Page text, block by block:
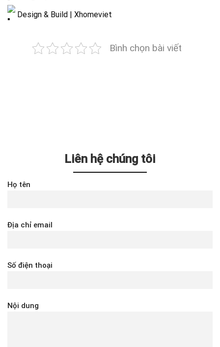
Design & Build | Xhomeviet
Bình chọn bài viết
Liên hệ chúng tôi
Họ tên
Địa chỉ email
Số điện thoại
Nội dung